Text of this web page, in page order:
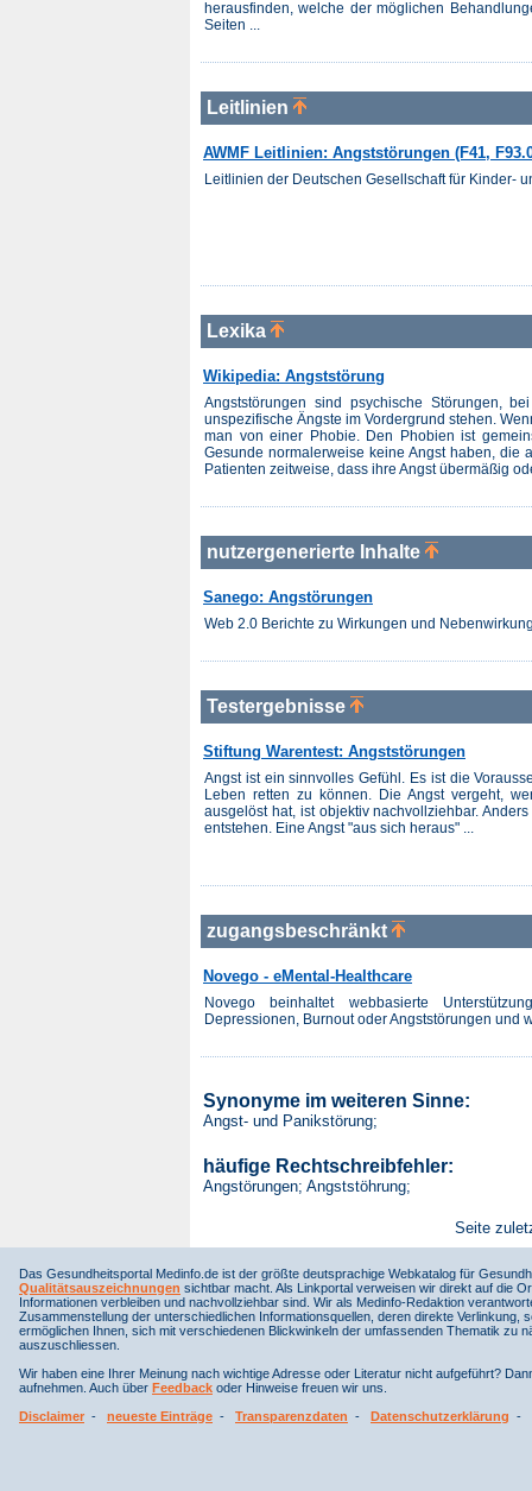
herausfinden, welche der möglichen
Seiten ...
Leitlinien
AWMF Leitlinien: Angststörungen (F41,
Leitlinien der Deutschen Gesellschaft für Kinder-
Lexika
Wikipedia: Angststörung
Angststörungen sind psychische Störungen,
unspezifische Ängste im Vordergrund stehen.
man von einer Phobie. Den Phobien ist
Gesunde normalerweise keine Angst haben,
Patienten zeitweise, dass ihre Angst übermäßig
nutzergenerierte Inhalte
Sanego: Angstörungen
Web 2.0 Berichte zu Wirkungen und
Testergebnisse
Stiftung Warentest: Angststörungen
Angst ist ein sinnvolles Gefühl. Es ist die
Leben retten zu können. Die Angst vergeht,
ausgelöst hat, ist objektiv nachvollziehbar.
entstehen. Eine Angst "aus sich heraus" ...
zugangsbeschränkt
Novego - eMental-Healthcare
Novego beinhaltet webbasierte
Depressionen, Burnout oder Angststörungen
Synonyme im weiteren Sinne:
Angst- und Panikstörung;
häufige Rechtschreibfehler:
Angstörungen; Angststöhrung;
Seite
Das Gesundheitsportal Medinfo.de ist der größte deutsprachige Webkatalog für
Qualitätsauszeichnungen sichtbar macht. Als Linkportal verweisen wir direkt auf die
Informationen verbleiben und nachvollziehbar sind. Wir als Medinfo-Redaktion
Zusammenstellung der unterschiedlichen Informationsquellen, deren direkte
ermöglichen Ihnen, sich mit verschiedenen Blickwinkeln der umfassenden Thematik
auszuschliessen.
Wir haben eine Ihrer Meinung nach wichtige Adresse oder Literatur nicht aufgeführt?
aufnehmen. Auch über Feedback oder Hinweise freuen wir uns.
Disclaimer - neueste Einträge - Transparenzdaten - Datenschutzerklärung -